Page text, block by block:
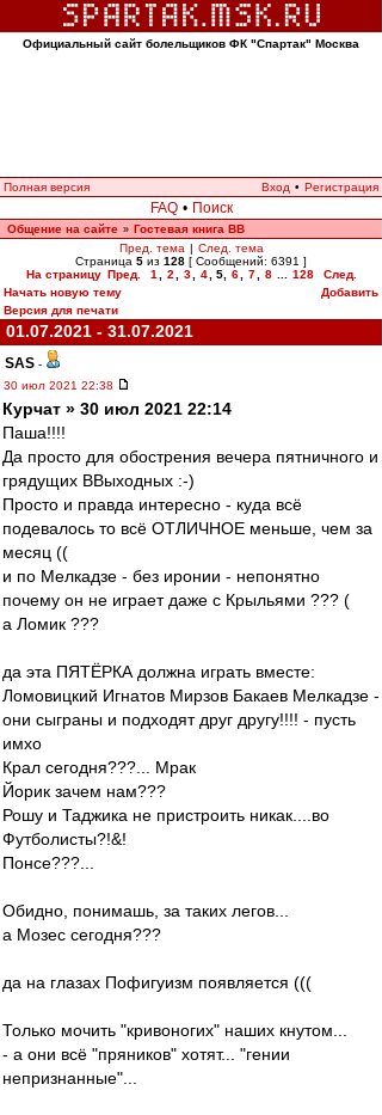
Официальный сайт болельщиков ФК "Спартак" Москва
Полная версия Вход • Регистрация
FAQ • Поиск
Общение на сайте » Гостевая книга ВВ
Пред. тема | След. тема
Страница 5 из 128 [ Сообщений: 6391 ]
На страницу Пред. 1 2 3 4 5, 6 7 8 128
След.
Начать новую тему
Добавить
Версия для печати
01.07.2021 - 31.07.2021
SAS -
30 июл 2021 22:38
Курчат » 30 июл 2021 22:14
Паша!!!!
Да просто для обострения вечера пятничного и
грядущих ВВыходных :-)
Просто и правда интересно - куда всё
подевалось то всё ОТЛИЧНОЕ меньше, чем за
месяц ((
и по Мелкадзе - без иронии - непонятно
почему он не играет даже с Крыльями ??? (
а Ломик ???
да эта ПЯТЁРКА должна играть вместе:
Ломовицкий Игнатов Мирзов Бакаев Мелкадзе -
они сыграны и подходят друг другу!!!! - пусть
имхо
Крал сегодня???... Мрак
Йорик зачем нам???
Рошу и Таджика не пристроить никак....во
Футболисты?!&!
Понсе???...
Обидно, понимашь, за таких легов...
а Мозес сегодня???
да на глазах Пофигуизм появляется (((
Только мочить "кривоногих" наших кнутом...
- а они всё "пряников" хотят... "гении
непризнанные"...